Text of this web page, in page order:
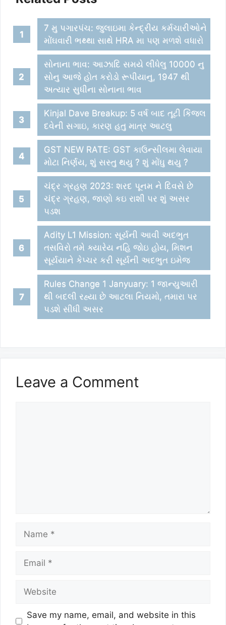
7 મુ પગારપંચ: જુલાઇમા કેન્દ્રીય કર્મચારીઓને
મોંઘવારી ભથ્થા સાથે HRA મા પણ મળશે વધારો
સોનાના ભાવ: આઝાદિ સમયે લીધેલુ 10000 નુ
સોનુ આજે હોત કરોડો રૂપીયાનુ, 1947 થી
અત્યાર સુધીના સોનાના ભાવ
Kinjal Dave Breakup: 5 વર્ષ બાદ તૂટી કિંજલ
દવેની સગાઇ, કારણ હતુ માત્ર આટલુ
GST NEW RATE: GST કાઉન્સીલમા લેવાયા
મોટા નિર્ણય, શું સસ્તુ થયુ ? શું મોંઘુ થયુ ?
ચંદ્ર ગ્રહણ 2023: શરદ પૂનમ ને દિવસે છે
ચંદ્ર ગ્રહણ, જાણો કઇ રાશી પર શું અસર
પડશ
Adity L1 Mission: સૂર્યની આવી અદભુત
તસવિરો તમે ક્યારેય નહિ જોઇ હોય, મિશન
સૂર્યયાને કેપ્ચર કરી સૂર્યની અદભુત ઇમેજ
Rules Change 1 Janyuary: 1 જાન્યુઆરી
થી બદલી રહ્યા છે આટલા નિયમો, તમારા પર
પડશે સીધી અસર
Leave a Comment
Save my name, email, and website in this